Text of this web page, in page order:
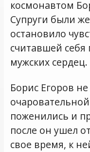
космонавтом
Супруги были
остановило
считавшей
мужских сердец.
Борис Егоров
поженились и
после он ушел
свое время, к